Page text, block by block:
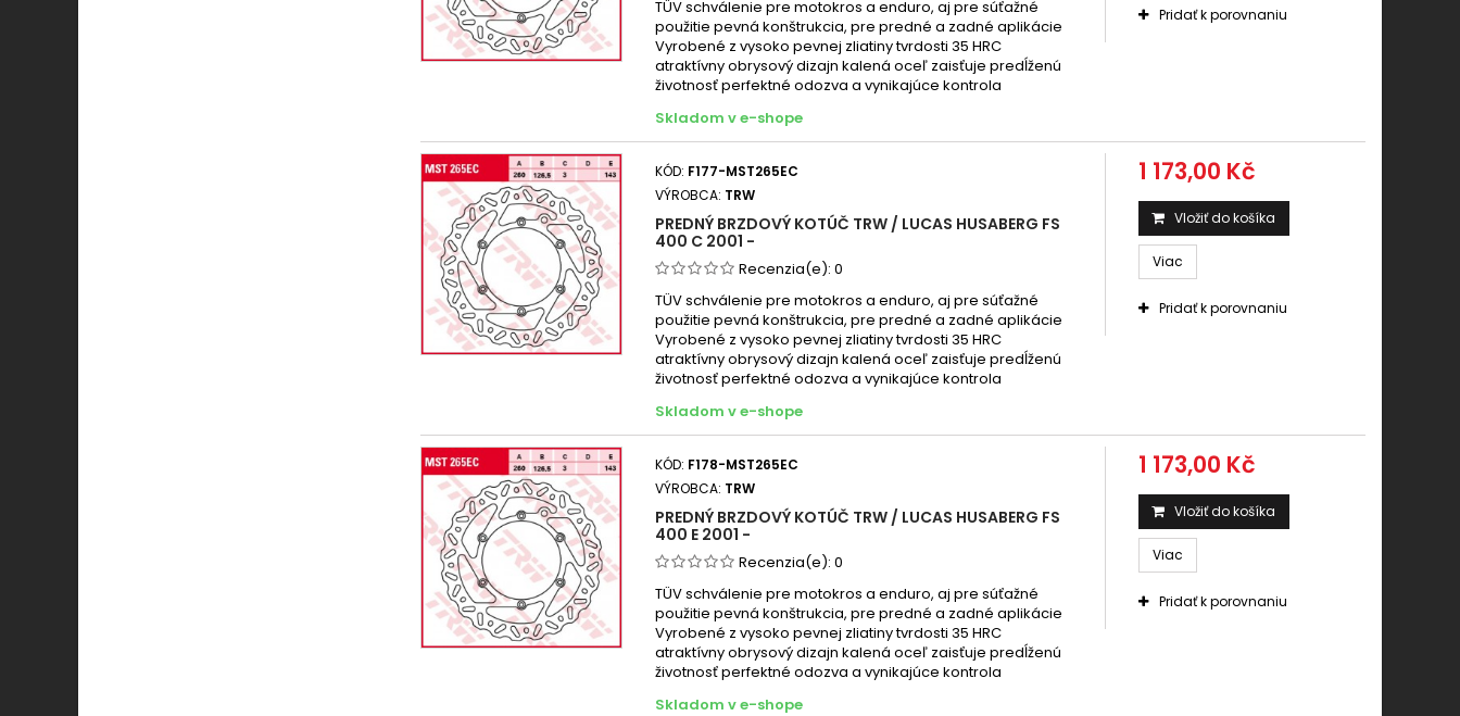
TÜV schválenie pre motokros a enduro, aj pre súťažné
použitie pevná konštrukcia, pre predné a zadné aplikácie
Vyrobené z vysoko pevnej zliatiny tvrdosti 35 HRC
atraktívny obrysový dizajn kalená oceľ zaisťuje predĺženú
životnosť perfektné odozva a vynikajúce kontrola
Skladom v e-shope
Pridať k porovnaniu
KÓD: F177-MST265EC
VÝROBCA: TRW
PREDNÝ BRZDOVÝ KOTÚČ TRW / LUCAS HUSABERG FS
400 C 2001 -
Recenzia(e): 0
TÜV schválenie pre motokros a enduro, aj pre súťažné
použitie pevná konštrukcia, pre predné a zadné aplikácie
Vyrobené z vysoko pevnej zliatiny tvrdosti 35 HRC
atraktívny obrysový dizajn kalená oceľ zaisťuje predĺženú
životnosť perfektné odozva a vynikajúce kontrola
Skladom v e-shope
1 173,00 Kč
Vložiť do košíka
Viac
Pridať k porovnaniu
KÓD: F178-MST265EC
VÝROBCA: TRW
PREDNÝ BRZDOVÝ KOTÚČ TRW / LUCAS HUSABERG FS
400 E 2001 -
Recenzia(e): 0
TÜV schválenie pre motokros a enduro, aj pre súťažné
použitie pevná konštrukcia, pre predné a zadné aplikácie
Vyrobené z vysoko pevnej zliatiny tvrdosti 35 HRC
atraktívny obrysový dizajn kalená oceľ zaisťuje predĺženú
životnosť perfektné odozva a vynikajúce kontrola
Skladom v e-shope
1 173,00 Kč
Vložiť do košíka
Viac
Pridať k porovnaniu